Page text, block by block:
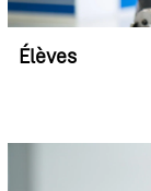
Élèves